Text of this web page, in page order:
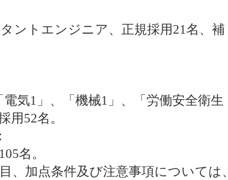
ントエンジニア、正規採用21名、補
電気1 」、「機械1 」、「労働安全衛生
用52名。
105名。
、 加点条件及び注意事項については、